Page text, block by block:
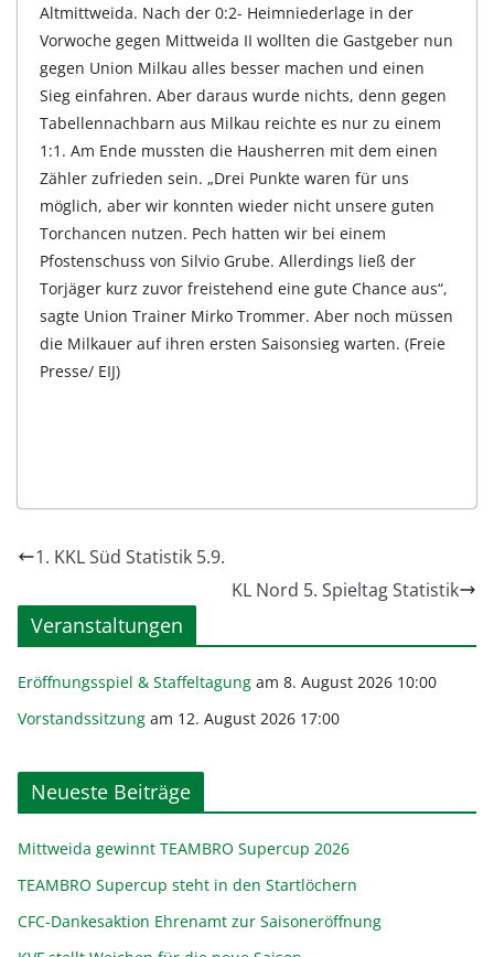
Altmittweida. Nach der 0:2- Heimniederlage in der
Vorwoche gegen Mittweida II wollten die Gastgeber nun
gegen Union Milkau alles besser machen und einen
Sieg einfahren. Aber daraus wurde nichts, denn gegen
Tabellennachbarn aus Milkau reichte es nur zu einem
1:1. Am Ende mussten die Hausherren mit dem einen
Zähler zufrieden sein. „Drei Punkte waren für uns
möglich, aber wir konnten wieder nicht unsere guten
Torchancen nutzen. Pech hatten wir bei einem
Pfostenschuss von Silvio Grube. Allerdings ließ der
Torjäger kurz zuvor freistehend eine gute Chance aus“,
sagte Union Trainer Mirko Trommer. Aber noch müssen
die Milkauer auf ihren ersten Saisonsieg warten. (Freie
Presse/ EIJ)
1. KKL Süd Statistik 5.9.
KL Nord 5. Spieltag Statistik
Veranstaltungen
Eröffnungsspiel & Staffeltagung am 8. August 2026 10:00
Vorstandssitzung am 12. August 2026 17:00
Neueste Beiträge
Mittweida gewinnt TEAMBRO Supercup 2026
TEAMBRO Supercup steht in den Startlöchern
CFC-Dankesaktion Ehrenamt zur Saisoneröffnung